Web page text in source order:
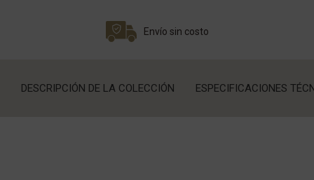
Envío sin costo
DESCRIPCIÓN DE LA COLECCIÓN ESPECIFICACIONES